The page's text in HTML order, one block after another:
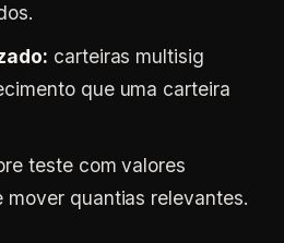
carteiras multisig
que uma carteira
teste com valores
mover quantias relevantes.